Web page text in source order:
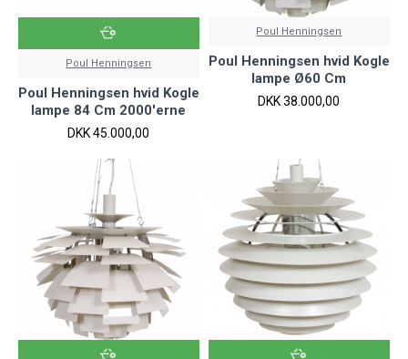
Poul Henningsen
Poul Henningsen hvid Kogle
lampe 84 Cm 2000'erne
DKK 45.000,00
Poul Henningsen
Poul Henningsen hvid Kogle
lampe Ø60 Cm
DKK 38.000,00